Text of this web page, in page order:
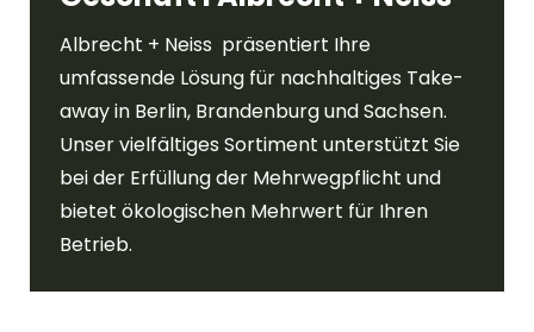
Albrecht + Neiss präsentiert Ihre
umfassende Lösung für nachhaltiges Take-
away in Berlin, Brandenburg und Sachsen.
Unser vielfältiges Sortiment unterstützt Sie
bei der Erfüllung der Mehrwegpflicht und
bietet ökologischen Mehrwert für Ihren
Betrieb.